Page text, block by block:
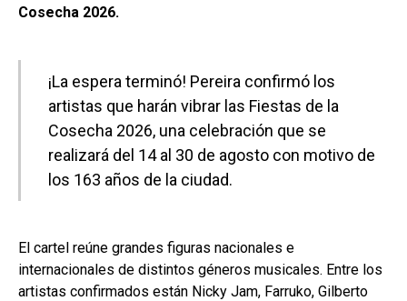
Cosecha 2026.
¡La espera terminó! Pereira confirmó los
artistas que harán vibrar las Fiestas de la
Cosecha 2026, una celebración que se
realizará del 14 al 30 de agosto con motivo de
los 163 años de la ciudad.
El cartel reúne grandes figuras nacionales e
internacionales de distintos géneros musicales. Entre los
artistas confirmados están Nicky Jam, Farruko, Gilberto